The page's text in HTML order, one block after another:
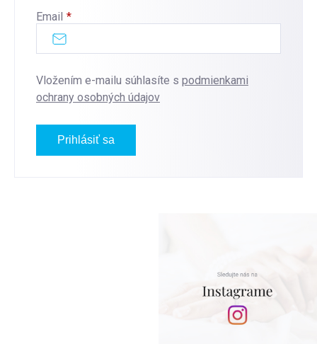
Email
Vložením e-mailu súhlasíte s podmienkami
ochrany osobných údajov
Prihlásiť sa